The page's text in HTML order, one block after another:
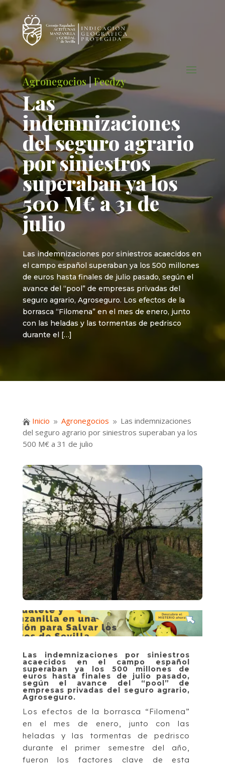
Agronegocios|Feedzy
Las
indemnizaciones
del seguro agrario
por siniestros
superaban ya los
500 M€ a 31 de
julio
Las indemnizaciones por siniestros acaecidos en
el campo español superaban ya los 500 millones
de euros hasta finales de julio pasado, según el
avance del “pool” de empresas privadas del
seguro agrario, Agroseguro. Los efectos de la
borrasca “Filomena” en el mes de enero, junto
con las heladas y las tormentas de pedrisco
durante el […]
 Inicio 9 Agronegocios 9 Las indemnizaciones
del seguro agrario por siniestros superaban ya los
500 M€ a 31 de julio
Las indemnizaciones por siniestros
acaecidos en el campo español
superaban ya los 500 millones de
euros hasta finales de julio pasado,
según el avance del “pool” de
empresas privadas del seguro agrario,
Agroseguro.
Los efectos de la borrasca “Filomena”
en el mes de enero, junto con las
heladas y las tormentas de pedrisco
durante el primer semestre del año,
fueron los factores clave de esta